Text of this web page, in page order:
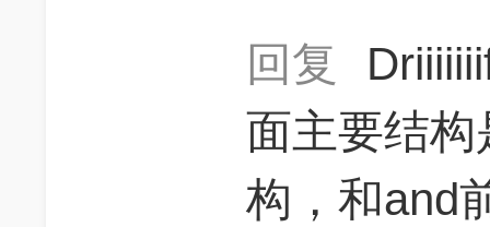
回复
面主要结
构，和and